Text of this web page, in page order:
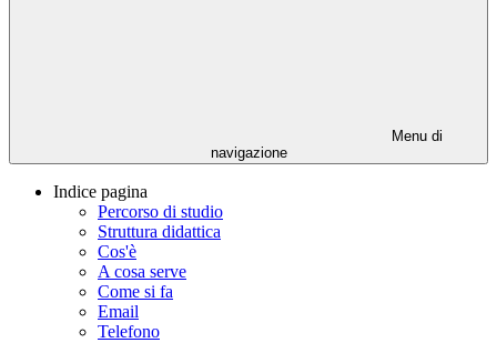
Menu di
navigazione
Indice pagina
Percorso di studio
Struttura didattica
Cos'è
A cosa serve
Come si fa
Email
Telefono